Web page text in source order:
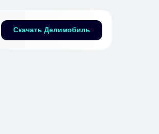
Скачать Делимобиль